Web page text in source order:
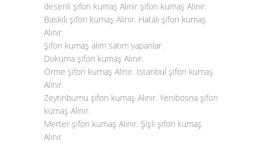
desenli şifon kumaş Alınır şifon kumaş Alınır.
Baskılı şifon kumaş Alınır. Hatalı şifon kumaş
Alınır.
Şifon kumaş alım satım yapanlar.
Dokuma şifon kumaş Alınır.
Örme şifon kumaş Alınır. İstanbul şifon kumaş
Alınır.
Zeytinburnu şifon kumaş Alınır. Yenibosna şifon
kumaş Alınır.
Merter şifon kumaş Alınır. Şişli şifon kumaş
Alınır